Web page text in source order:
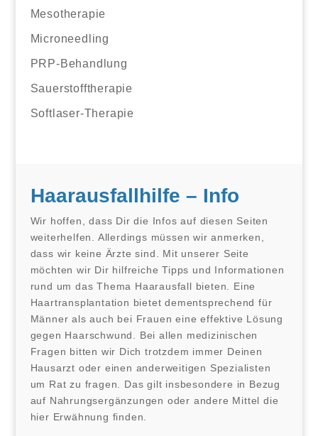
Mesotherapie
Microneedling
PRP-Behandlung
Sauerstofftherapie
Softlaser-Therapie
Haarausfallhilfe – Info
Wir hoffen, dass Dir die Infos auf diesen Seiten
weiterhelfen. Allerdings müssen wir anmerken,
dass wir keine Ärzte sind. Mit unserer Seite
möchten wir Dir hilfreiche Tipps und Informationen
rund um das Thema Haarausfall bieten. Eine
Haartransplantation bietet dementsprechend für
Männer als auch bei Frauen eine effektive Lösung
gegen Haarschwund. Bei allen medizinischen
Fragen bitten wir Dich trotzdem immer Deinen
Hausarzt oder einen anderweitigen Spezialisten
um Rat zu fragen. Das gilt insbesondere in Bezug
auf Nahrungsergänzungen oder andere Mittel die
hier Erwähnung finden.